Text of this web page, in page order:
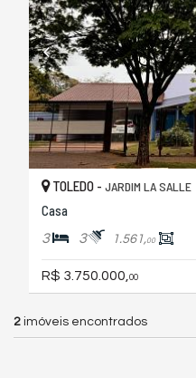
TOLEDO - JARDIM LA SALLE
Casa
3 3 1.561,00
R$ 3.750.000,00
2 imóveis encontrados